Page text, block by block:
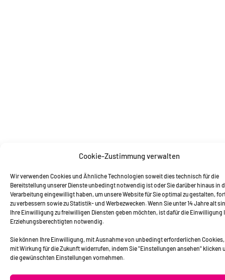
Cookie-Zustimmung verwalten
Wir verwenden Cookies und Ähnliche Technologien soweit dies technisch für die
Bereitstellung unserer Dienste unbedingt notwendig ist oder Sie darüber hinaus in
Verarbeitung eingewilligt haben, um unsere Website für Sie optimal zu gestalten,
zu verbessern sowie zu Statistik- und Werbezwecken. Wenn Sie unter 14 Jahre alt
Ihre Einwilligung zu freiwilligen Diensten geben möchten, ist dafür die Einwilligung
Erziehungsberechtigten notwendig.
Sie können Ihre Einwilligung, mit Ausnahme von unbedingt erforderlichen
mit Wirkung für die Zukunft widerrufen, indem Sie "Einstellungen ansehen" klicken
die gewünschten Einstellungen vornehmen.